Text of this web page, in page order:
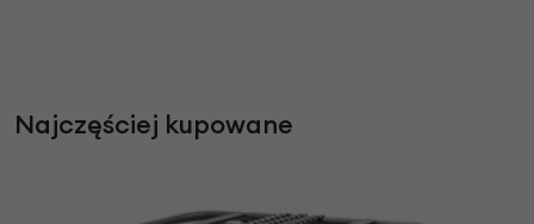
Najczęściej kupowane